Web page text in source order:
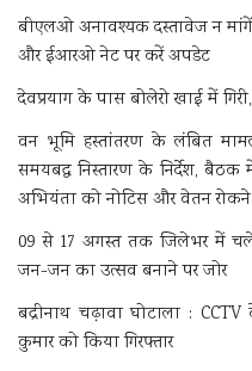
बीएलओ अनावश्यक दस्तावेज न
और ईआरओ नेट पर करें अपडेट
देवप्रयाग के पास बोलेरो खाई में
वन भूमि हस्तांतरण के लंबित
समयबद्ध निस्तारण के निर्देश,
अभियंता को नोटिस और वेतन
09 से 17 अगस्त तक जिलेभर में
जन-जन का उत्सव बनाने पर जोर
बद्रीनाथ चढ़ावा घोटाला :
कुमार को किया गिरफ्तार